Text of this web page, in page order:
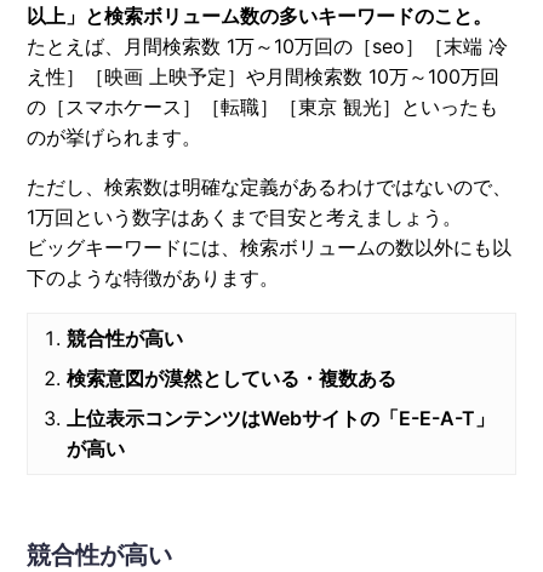
以上」と検索ボリューム数の多いキーワードのこと。
たとえば、月間検索数 1万～10万回の［seo］［末端 冷
え性］［映画 上映予定］や月間検索数 10万～100万回
の［スマホケース］［転職］［東京 観光］といったも
のが挙げられます。
ただし、検索数は明確な定義があるわけではないので、
1万回という数字はあくまで目安と考えましょう。
ビッグキーワードには、検索ボリュームの数以外にも以
下のような特徴があります。
競合性が高い
検索意図が漠然としている・複数ある
上位表示コンテンツはWebサイトの「E-E-A-T」
が高い
競合性が高い